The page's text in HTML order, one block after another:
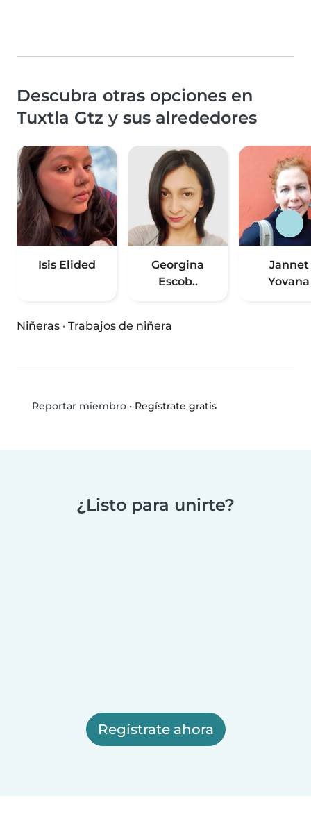
Descubra otras opciones en
Tuxtla Gtz y sus alrededores
Isis Elided
Georgina
Escob..
Jannet
Yovana
Niñeras · Trabajos de niñera
Reportar miembro• Regístrate gratis
¿Listo para unirte?
Regístrate ahora